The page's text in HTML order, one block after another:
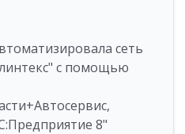
сеть
с помощью
8"